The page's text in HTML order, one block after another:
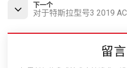
下一个
对于特斯拉型号3 2019
留言